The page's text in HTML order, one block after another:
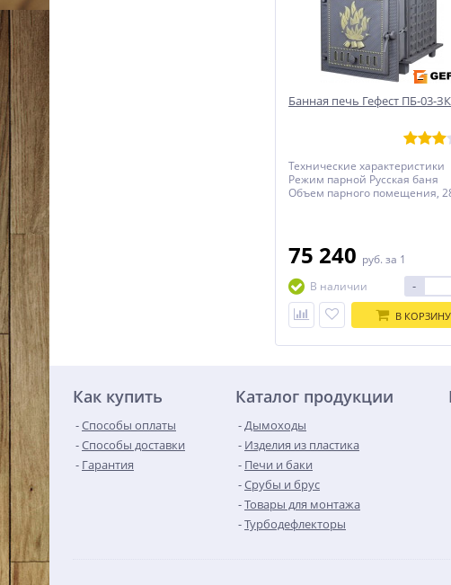
Банная печь Гефест ПБ-03-ЗК
Технические характеристики
Режим парной Русская баня
Объем парного помещения,
(дымоход), 130 мм Вес, 223 кг
топливачДрова Длина дров, 45
75 240 руб. за 1
В наличии
-
В КОРЗИНУ
Как купить
Способы оплаты
Способы доставки
Гарантия
Каталог продукции
Дымоходы
Изделия из пластика
Печи и баки
Срубы и брус
Товары для монтажа
Турбодефлекторы